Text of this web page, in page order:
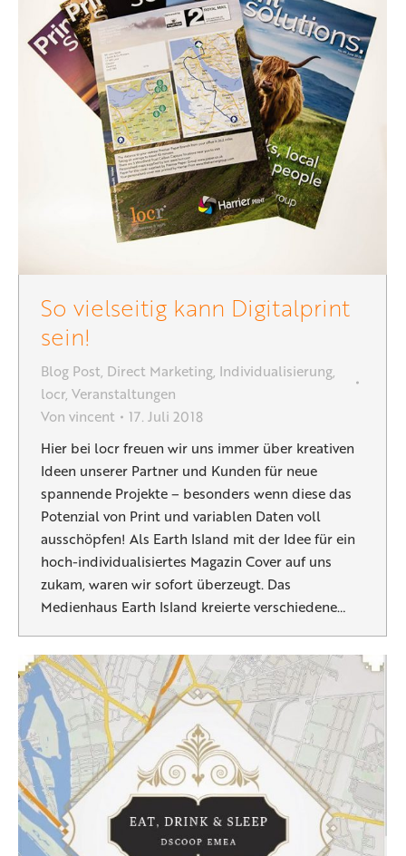
So vielseitig kann Digitalprint
sein!
Blog Post, Direct Marketing, Individualisierung,
locr, Veranstaltungen
Von vincent
17. Juli 2018
Hier bei locr freuen wir uns immer über kreativen
Ideen unserer Partner und Kunden für neue
spannende Projekte – besonders wenn diese das
Potenzial von Print und variablen Daten voll
ausschöpfen! Als Earth Island mit der Idee für ein
hoch-individualisiertes Magazin Cover auf uns
zukam, waren wir sofort überzeugt. Das
Medienhaus Earth Island kreierte verschiedene…